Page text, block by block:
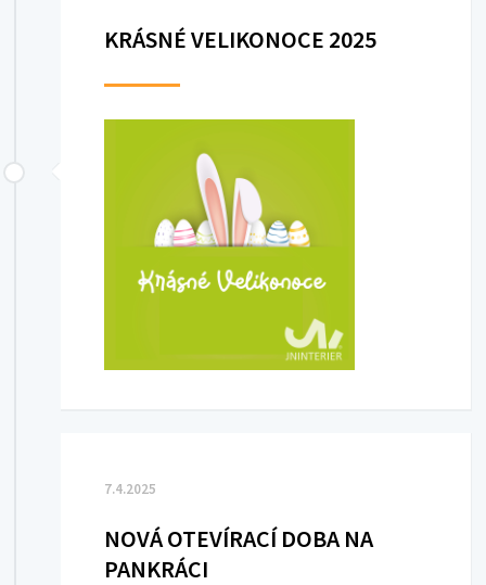
KRÁSNÉ VELIKONOCE 2025
7.4.2025
NOVÁ OTEVÍRACÍ DOBA NA
PANKRÁCI